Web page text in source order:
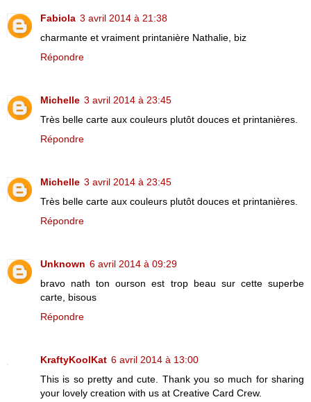
Fabiola 3 avril 2014 à 21:38
charmante et vraiment printanière Nathalie, biz
Répondre
Michelle 3 avril 2014 à 23:45
Très belle carte aux couleurs plutôt douces et printanières.
Répondre
Michelle 3 avril 2014 à 23:45
Très belle carte aux couleurs plutôt douces et printanières.
Répondre
Unknown 6 avril 2014 à 09:29
bravo nath ton ourson est trop beau sur cette superbe
carte, bisous
Répondre
KraftyKoolKat 6 avril 2014 à 13:00
This is so pretty and cute. Thank you so much for sharing
your lovely creation with us at Creative Card Crew.